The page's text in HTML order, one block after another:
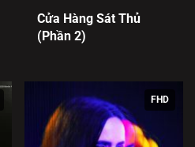
Cửa Hàng Sát Thủ
(Phần 2)
FHD